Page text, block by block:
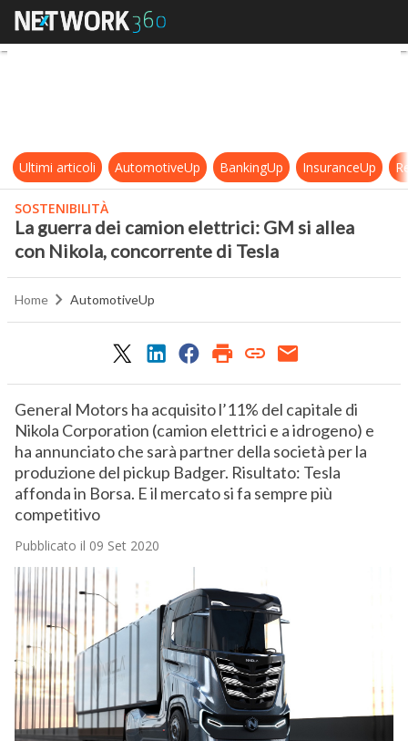
La guerra dei camion elettrici:
Ultimi articoli AutomotiveUp BankingUp InsuranceUp
SOSTENIBILITÀ
La guerra dei camion elettrici: GM si allea
con Nikola, concorrente di Tesla
Home AutomotiveUp
General Motors ha acquisito l’11% del capitale di
Nikola Corporation (camion elettrici e a idrogeno) e
ha annunciato che sarà partner della società per la
produzione del pickup Badger. Risultato: Tesla
affonda in Borsa. E il mercato si fa sempre più
competitivo
Pubblicato il 09 Set 2020